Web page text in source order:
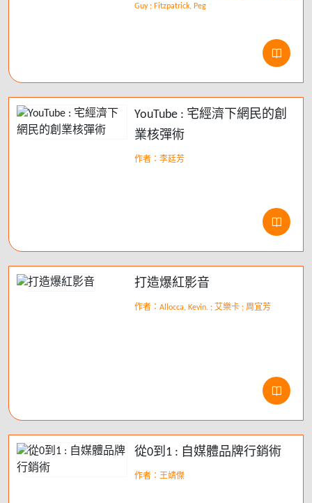
Guy ; Fitzpatrick, Peg
YouTube : 宅經濟下網民的創
業核彈術
作者：李廷芳
打造爆紅影音
作者：Allocca, Kevin. ; 艾樂卡 ; 周宜芳
從0到1 : 自媒體品牌行銷術
作者：王靖傑